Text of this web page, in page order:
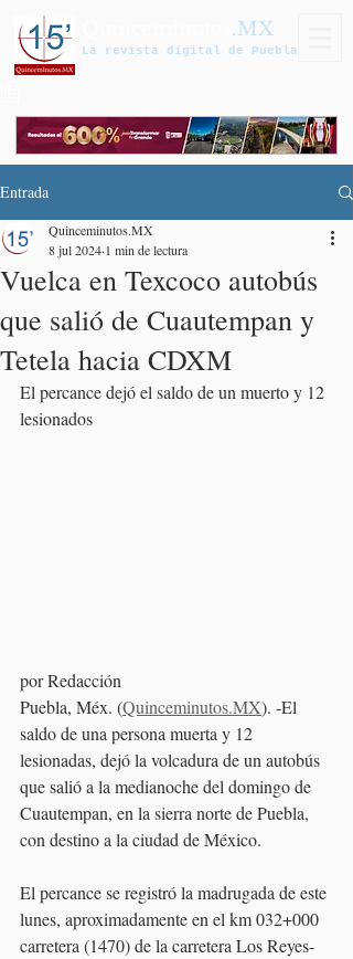
.MX
La revista digital de Puebla
Entrada
Vuelca en Texcoco autobús
que salió de Cuautempan y
Tetela hacia CDXM
Quinceminutos.MX
8 jul 2024 1 min de lectura
El percance dejó el saldo de un muerto y 12
lesionados
por Redacción
Puebla, Méx. (Quinceminutos.MX). -El
saldo de una persona muerta y 12
lesionadas, dejó la volcadura de un autobús
que salió a la medianoche del domingo de
Cuautempan, en la sierra norte de Puebla,
con destino a la ciudad de México.
El percance se registró la madrugada de este
lunes, aproximadamente en el km 032+000
carretera (1470) de la carretera Los Reyes-